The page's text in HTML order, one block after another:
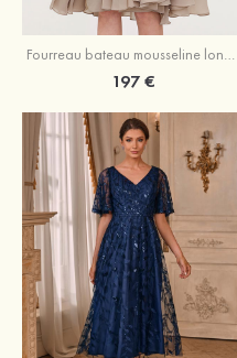
Fourreau bateau mousseline longueur genou robe de mère de la mariée avec appliqué plissé veste
197 €